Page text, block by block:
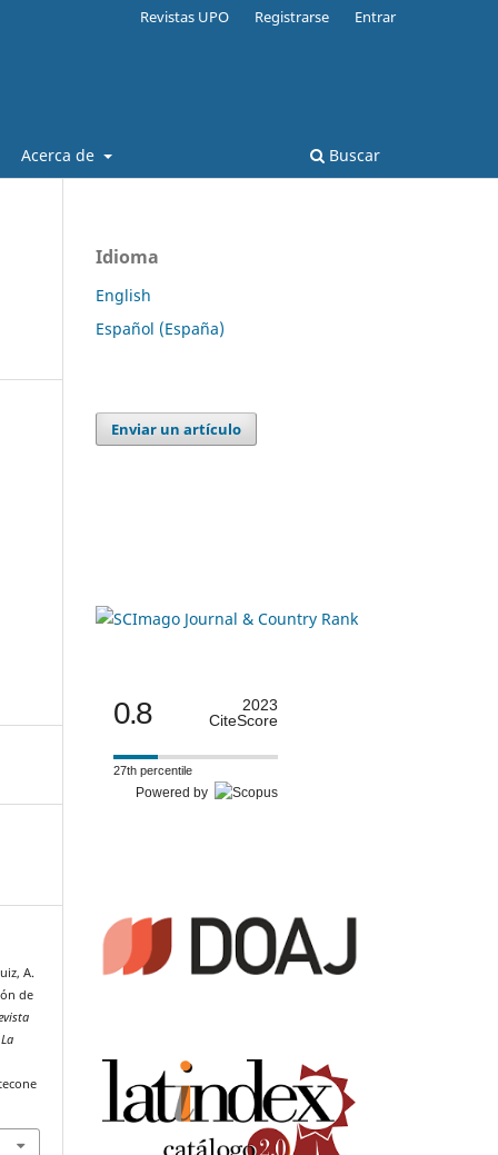
Acerca de Buscar
Revistas UPO Registrarse Entrar
A.
de
Idioma
English
Español (España)
Enviar un artículo
0.8
2023
CiteScore
27th percentile
Powered by